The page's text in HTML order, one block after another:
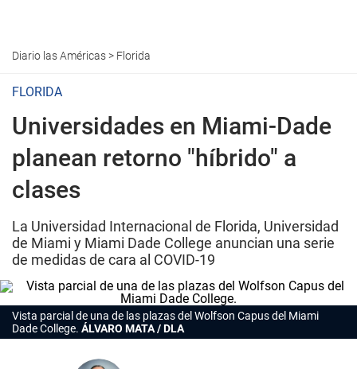
Diario las Américas> Florida
FLORIDA
Universidades en Miami-Dade
planean retorno "híbrido" a
clases
La Universidad Internacional de Florida, Universidad
de Miami y Miami Dade College anuncian una serie
de medidas de cara al COVID-19
Vista parcial de una de las plazas del Wolfson Capus del Miami
Dade College. ÁLVARO MATA / DLA